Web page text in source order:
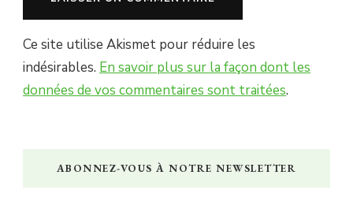
Ce site utilise Akismet pour réduire les
indésirables. En savoir plus sur la façon dont les
données de vos commentaires sont traitées.
ABONNEZ-VOUS À NOTRE NEWSLETTER